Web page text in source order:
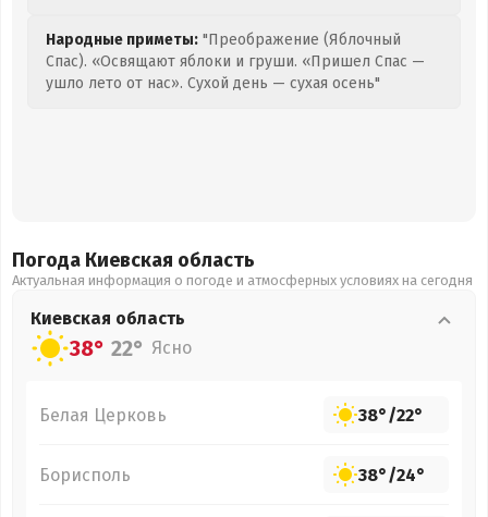
Народные приметы: "Преображение (Яблочный
Спас). «Освящают яблоки и груши. «Пришел Спас —
ушло лето от нас». Сухой день — сухая осень"
Погода Киевская область
Актуальная информация о погоде и атмосферных условиях на сегодня
Киевская область
38° 22° Ясно
Белая Церковь 38°/22°
Борисполь 38°/24°